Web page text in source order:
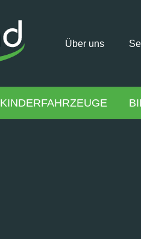
Über uns
KINDERFAHRZEUGE